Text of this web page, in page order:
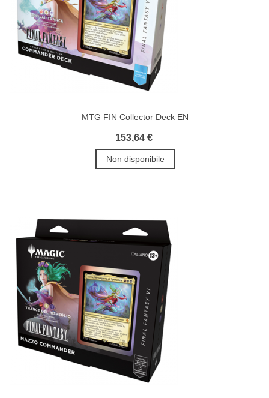
MTG FIN Collector Deck EN
153,64 €
Non disponibile